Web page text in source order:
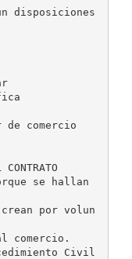
disposiciones
comercio
se hallan
por volun
comercio.
Civil